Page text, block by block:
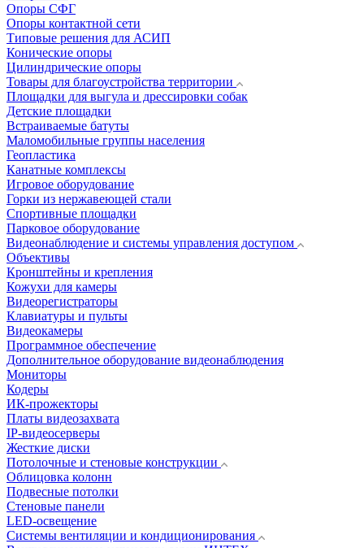
Опоры СФГ
Опоры контактной сети
Типовые решения для АСИП
Конические опоры
Цилиндрические опоры
Товары для благоустройства территории
Площадки для выгула и дрессировки собак
Детские площадки
Встраиваемые батуты
Маломобильные группы населения
Геопластика
Канатные комплексы
Игровое оборудование
Горки из нержавеющей стали
Спортивные площадки
Парковое оборудование
Видеонаблюдение и системы управления доступом
Объективы
Кронштейны и крепления
Кожухи для камеры
Видеорегистраторы
Клавиатуры и пульты
Видеокамеры
Программное обеспечение
Дополнительное оборудование видеонаблюдения
Мониторы
Кодеры
ИК-прожекторы
Платы видеозахвата
IP-видеосерверы
Жесткие диски
Потолочные и стеновые конструкции
Облицовка колонн
Подвесные потолки
Стеновые панели
LED-освещение
Системы вентиляции и кондиционирования